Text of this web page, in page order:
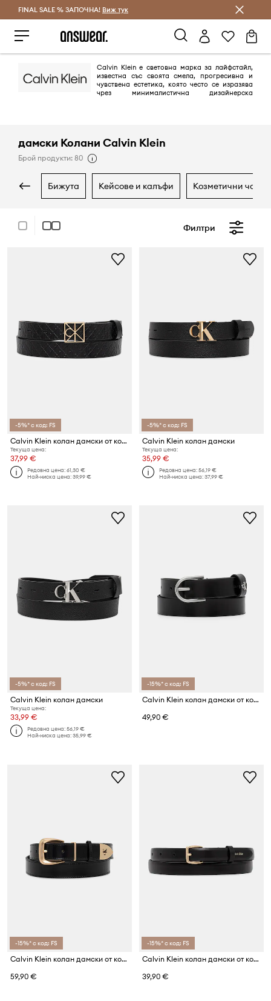
Спестявай с Answear Club
FINAL SALE % ЗАПОЧНА! Виж тук
Calvin Klein е световна марка за лайфстайл,
известна със своята смела, прогресивна и
чувствена естетика, която често се изразява
чрез минималистична дизайнерска
дамски Колани Calvin Klein
Брой продукти: 80
бижута кейсове и калъфи козметични чанти
Филтри
-5%* с код: FS
Calvin Klein колан дамски от кожа
Текуща цена:
37,99 €
Редовна цена:61,30 €
Най-ниска цена:39,99 €
-5%* с код: FS
Calvin Klein колан дамски
Текуща цена:
35,99 €
Редовна цена:56,19 €
Най-ниска цена:37,99 €
-5%* с код: FS
Calvin Klein колан дамски
Текуща цена:
33,99 €
Редовна цена:56,19 €
Най-ниска цена:35,99 €
-15%* с код: FS
Calvin Klein колан дамски от кожа
49,90 €
-15%* с код: FS
Calvin Klein колан дамски от кожа
59,90 €
-15%* с код: FS
Calvin Klein колан дамски от кожа
39,90 €